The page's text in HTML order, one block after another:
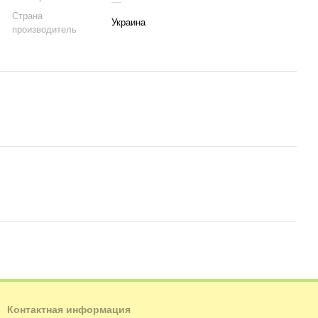
Страна
производитель
Украина
Контактная информация